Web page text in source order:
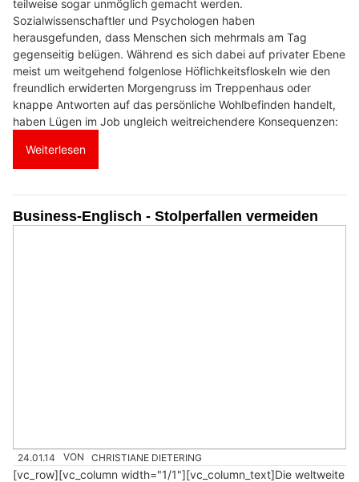
teilweise sogar unmöglich gemacht werden.
Sozialwissenschaftler und Psychologen haben
herausgefunden, dass Menschen sich mehrmals am Tag
gegenseitig belügen. Während es sich dabei auf privater Ebene
meist um weitgehend folgenlose Höflichkeitsfloskeln wie den
freundlich erwiderten Morgengruss im Treppenhaus oder
knappe Antworten auf das persönliche Wohlbefinden handelt,
haben Lügen im Job ungleich weitreichendere Konsequenzen:
Weiterlesen
Business-Englisch - Stolperfallen vermeiden
24.01.14 VON CHRISTIANE DIETERING
[vc_row][vc_column width="1/1"][vc_column_text]Die weltweite